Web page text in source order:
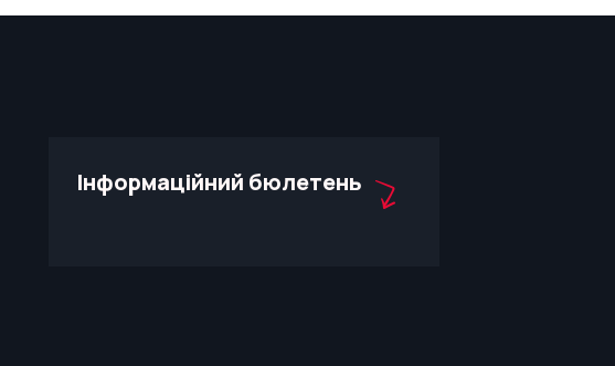
Інформаційний бюлетень